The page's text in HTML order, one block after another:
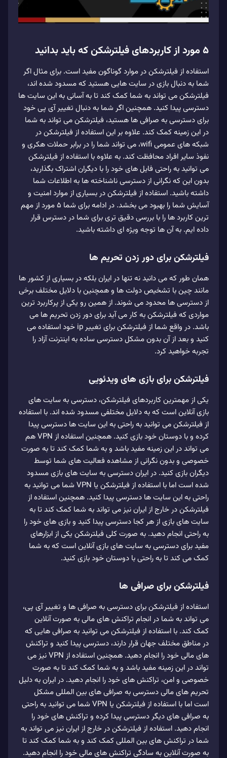
5 مورد از کاربردهای فیلترشکن که باید بدانید
استفاده از فیلترشکن در موارد گوناگون مفید است. برای مثال اگر
شما به دنبال بازی در سایت هایی هستید که مسدود شده اند،
فیلترشکن می تواند به شما کمک کند تا به آسانی به این سایت ها
دسترسی پیدا کنید. همچنین اگر شما به دنبال تغییر آی پی خود
برای دسترسی به صرافی ها هستید، فیلترشکن می تواند به شما
در این زمینه کمک کند. علاوه بر این استفاده از فیلترشکن در
شبکه های عمومی wifi، می تواند شما را در برابر حملات هکری و
نفوذ سایر افراد محافظت کند. به علاوه با استفاده از فیلترشکن
می توانید به راحتی فایل های خود را با دیگران اشتراک بگذارید،
بدون این که نگرانی از دسترسی ناشناخته ها به اطلاعات شما
داشته باشید. استفاده از فیلترشکن در بسیاری از موارد امنیت و
آسایش شما را بهبود می بخشد. در ادامه برای شما 5 مورد از مهم
ترین کاربرد ها را با بررسی دقیق تری برای شما در دسترس قرار
داده ایم. به آن ها توجه ویژه ای داشته باشید.
فیلترشکن برای دور زدن تحریم ها
همان طور که می دانید نه تنها در ایران بلکه در بسیاری از کشور ها
مانند چین با تشخیص دولت ها و همچنین با دلایل مختلف برخی
از دسترسی ها محدود می شوند. از همین رو یکی از پرکاربرد ترین
مواردی که فیلترشکن به کار می آید برای دور زدن تحریم ها می
باشد. در واقع شما از فیلترشکن برای تغییر ip خود استفاده می
کنید و بعد از آن بدون مشکل دسترسی ساده به اینترنت آزاد را
تجربه خواهید کرد.
فیلترشکن برای بازی های ویدئویی
یکی از مهمترین کاربردهای فیلترشکن، دسترسی به سایت های
بازی آنلاین است که به دلایل مختلفی مسدود شده اند. با استفاده
از فیلترشکن می توانید به راحتی به این سایت ها دسترسی پیدا
کرده و با دوستان خود بازی کنید. همچنین استفاده از VPN هم
می تواند در این زمینه مفید باشد و به شما کمک کند تا به صورت
خصوصی و بدون نگرانی از مشاهده فعالیت های شما توسط
دیگران بازی کنید. در ایران دسترسی به سایت های بازی مسدود
شده است اما با استفاده از فیلترشکن یا VPN شما می توانید به
راحتی به این سایت ها دسترسی پیدا کنید. همچنین استفاده از
فیلترشکن در خارج از ایران نیز می تواند به شما کمک کند تا به
سایت های بازی از هر کجا دسترسی پیدا کنید و بازی های خود را
به راحتی انجام دهید. به صورت کلی فیلترشکن یکی از ابزارهای
مفید برای دسترسی به سایت های بازی آنلاین است که به شما
کمک می کند تا به راحتی با دوستان خود بازی کنید.
فیلترشکن برای صرافی ها
استفاده از فیلترشکن برای دسترسی به صرافی ها و تغییر آی پی،
می تواند به شما در انجام تراکنش های مالی به صورت آنلاین
کمک کند. با استفاده از فیلترشکن می توانید به صرافی هایی که
در مناطق مختلف جهان قرار دارند، دسترسی پیدا کنید و تراکنش
های مالی خود را انجام دهید. همچنین استفاده از VPN نیز می
تواند در این زمینه مفید باشد و به شما کمک کند تا به صورت
خصوصی و امن، تراکنش های خود را انجام دهید. در ایران به دلیل
تحریم های مالی دسترسی به صرافی های بین المللی مشکل
است اما با استفاده از فیلترشکن یا VPN شما می توانید به راحتی
به صرافی های دیگر دسترسی پیدا کرده و تراکنش های خود را
انجام دهید. استفاده از فیلترشکن در خارج از ایران نیز می تواند به
شما در تراکنش های بین المللی کمک کند و به شما کمک کند تا
به صورت آنلاین به سادگی تراکنش های مالی خود را انجام دهید.